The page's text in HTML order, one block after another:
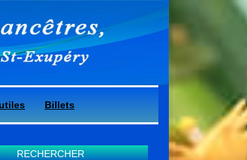
Billets
RECHERCHER